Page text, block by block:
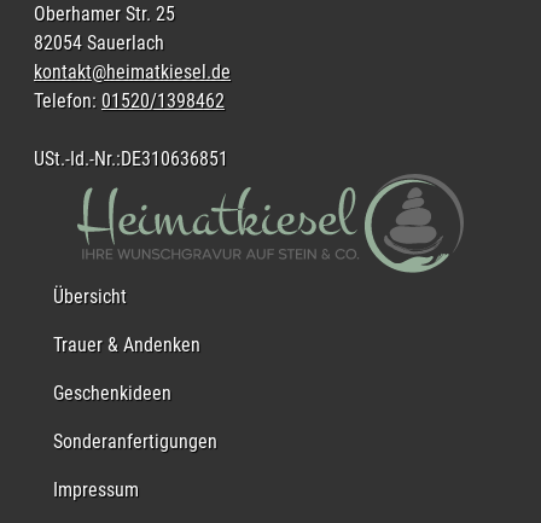
Oberhamer Str. 25
82054 Sauerlach
kontakt@heimatkiesel.de
Telefon: 01520/1398462
USt.-Id.-Nr.:DE310636851
Übersicht
Trauer & Andenken
Geschenkideen
Sonderanfertigungen
Impressum